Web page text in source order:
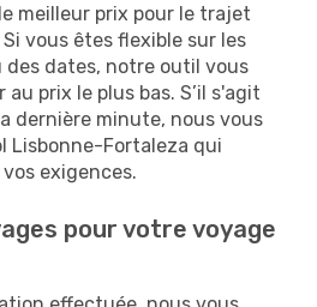
meilleur prix pour le trajet
vous êtes flexible sur les
des dates, notre outil vous
prix le plus bas. S’il s'agit
dernière minute, nous vous
Lisbonne-Fortaleza qui
exigences.
pour votre voyage